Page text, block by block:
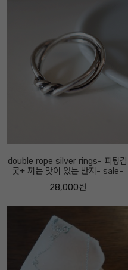
double rope silver rings- 피팅감
굿+ 끼는 맛이 있는 반지- sale-
28,000원